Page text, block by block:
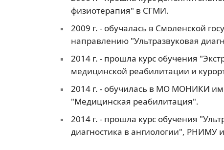
физиотерапия" в СГМИ.
2009 г. - обучалась в Смоленской
направлению "Ультразвуковая
2014 г. - прошла курс обучения
медицинской реабилитации и
2014 г. - обучилась в МО МОНИКИ
"Медицинская реабилитация".
2014 г. - прошла курс обучения
диагностика в ангиологии", РНИМУ